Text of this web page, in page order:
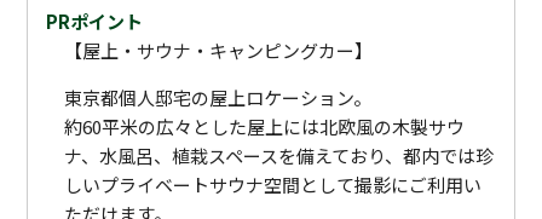
PRポイント
【屋上・サウナ・キャンピングカー】
東京都個人邸宅の屋上ロケーション。
約60平米の広々とした屋上には北欧風の木製サウ
ナ、水風呂、植栽スペースを備えており、都内では珍
しいプライベートサウナ空間として撮影にご利用い
ただけます。